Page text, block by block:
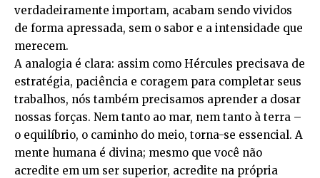
verdadeiramente importam, acabam sendo vividos
de forma apressada, sem o sabor e a intensidade que
merecem.
A analogia é clara: assim como Hércules precisava de
estratégia, paciência e coragem para completar seus
trabalhos, nós também precisamos aprender a dosar
nossas forças. Nem tanto ao mar, nem tanto à terra –
o equilíbrio, o caminho do meio, torna-se essencial. A
mente humana é divina; mesmo que você não
acredite em um ser superior, acredite na própria